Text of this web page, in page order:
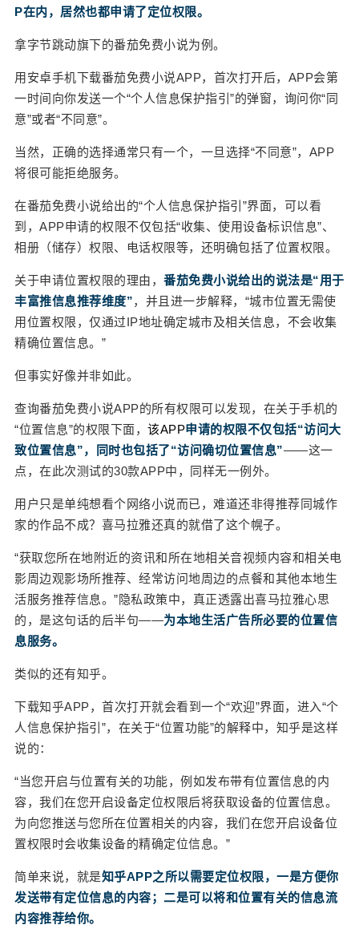
P在内，居然也都申请了定位权限。
拿字节跳动旗下的番茄免费小说为例。
用安卓手机下载番茄免费小说APP，首次打开后，APP会第
一时间向你发送一个“个人信息保护指引”的弹窗，询问你“同
意”或者“不同意”。
当然，正确的选择通常只有一个，一旦选择“不同意”，APP
将很可能拒绝服务。
在番茄免费小说给出的“个人信息保护指引”界面，可以看
到，APP申请的权限不仅包括“收集、使用设备标识信息”、
相册（储存）权限、电话权限等，还明确包括了位置权限。
关于申请位置权限的理由， 番茄免费小说给出的说法是“用于
丰富推信息推荐维度”，并且进一步解释，“城市位置无需使
用位置权限，仅通过IP地址确定城市及相关信息，不会收集
精确位置信息。”
但事实好像并非如此。
查询番茄免费小说APP的所有权限可以发现，在关于手机的
“位置信息”的权限下面， 该APP申请的权限不仅包括“访问大
致位置信息”，同时也包括了“访问确切位置信息”——这一
点，在此次测试的30款APP中，同样无一例外。
用户只是单纯想看个网络小说而已，难道还非得推荐同城作
家的作品不成？喜马拉雅还真的就借了这个幌子。
“获取您所在地附近的资讯和所在地相关音视频内容和相关电
影周边观影场所推荐、经常访问地周边的点餐和其他本地生
活服务推荐信息。”隐私政策中，真正透露出喜马拉雅心思
的，是这句话的后半句——为本地生活广告所必要的位置信
息服务。
类似的还有知乎。
下载知乎APP，首次打开就会看到一个“欢迎”界面，进入“个
人信息保护指引”，在关于“位置功能”的解释中，知乎是这样
说的：
“当您开启与位置有关的功能，例如发布带有位置信息的内
容，我们在您开启设备定位权限后将获取设备的位置信息。
为向您推送与您所在位置相关的内容，我们在您开启设备位
置权限时会收集设备的精确定位信息。”
简单来说，就是知乎APP之所以需要定位权限，一是方便你
发送带有定位信息的内容；二是可以将和位置有关的信息流
内容推荐给你。
设备定位权限后将获取设备的位置信息。为向您推
置权限时会收集设备的精确定位信息。” 简单来说，
就是知乎APP之所以需要定位权限，一是方便你发
送带有定位信息的内容；二是可以将和位置有关的
信息流内容推荐给你。 这样的解释听起来还算合
开启设备位置权限，我们也可能根据您的设备 IP 地
址向您提供相关内容。” 也就是说，不管你同不同
限申请还要过分，不仅包括了“确切位置信息”，还多
出了一项“在后台使用位置信息”的权限。对此，百度
网盘在隐私政策中的说法是，“该权限将仅被用于开
启后台自动备份之后触发网盘进程并进行照片后台
自动备份的服务”。 看不懂？那就对了。 各种上不
了台面的手段，都能在APP的定位权限上看到蛛丝
马迹。 而且，这样的情况不在少数，有网友在社交
媒体上吐槽，自己在没开定位权限的情况下，某社
交APP还是给他推荐了哈尔滨本地的内容。 关闭了
近的人给你。 在这一点上，应用榜单排名前列的哔
哩哔哩、豆瓣、QQ浏览器等APP都未能免俗。 用
户画像与“裸奔”的隐私 2019年11月，上海外国语大
学大三学生陈婷在使用百度贴吧APP时发现，在已
APP依然成功给她推荐了能够准确定位到用户所在
地区的个性化广告。 “不停止侵权，不同意调解。”
一怒之下，她将百度告上法庭。 用户博弈互联网巨
头，似乎双方力量悬殊、胜算不大，但这样的情况
却并不鲜见，字节跳动也曾因为滥用通讯录权限而
遭到用户起诉。 用户反应激烈，政策也在施压。 早
在2017年，国家网信办、工信部、公安部以及国家
标准委等四部门就联合启动了“个人信息保护提升行
动”，并重点对微信、新浪微博等10款网络产品和服
的新闻便时常出现。 今年2月5日，工信部还对26家
存在违规调用麦克风、通讯录、相册等APP权限的
企业名单进行了通报，并对10款未及时按照要求整
改的APP进行了下架处理。 APP背后的企业们为何
仍然不惜“冒险”？ 原因并不复杂。对用户来说，定
位、电话、相册等信息关系个人隐私、不愿外泄，
但对互联网企业来说，这些资料却是能源源不断生
财的密码，并且只需要设置一个个权限便能获得，
何乐而不为？ “我们叫数据埋点。”陈洁是国内某互
联网公司的产品运营，在他看来，权限滥用的情况
已经成了行业趋势，除了支持产品迭代，“用户画像